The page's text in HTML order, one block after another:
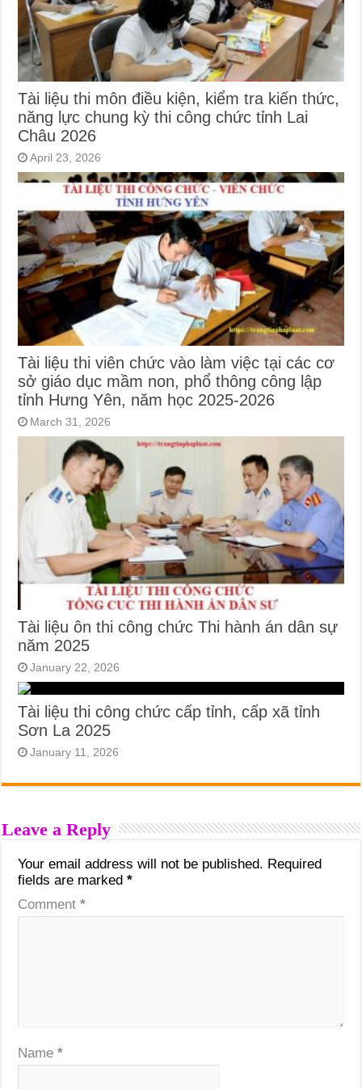
Tài liệu thi môn điều kiện, kiểm tra kiến thức,
năng lực chung kỳ thi công chức tỉnh Lai
Châu 2026
April 23, 2026
Tài liệu thi viên chức vào làm việc tại các cơ
sở giáo dục mầm non, phổ thông công lập
tỉnh Hưng Yên, năm học 2025-2026
March 31, 2026
Tài liệu ôn thi công chức Thi hành án dân sự
năm 2025
January 22, 2026
Tài liệu thi công chức cấp tỉnh, cấp xã tỉnh
Sơn La 2025
January 11, 2026
Leave a Reply
Your email address will not be published. Required
fields are marked*
Comment*
Name*